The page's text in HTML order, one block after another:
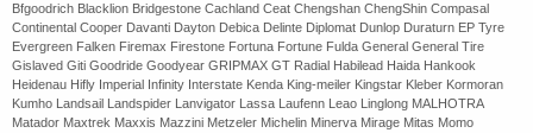
Bfgoodrich Blacklion Bridgestone Cachland Ceat Chengshan ChengShin Compasal
Continental Cooper Davanti Dayton Debica Delinte Diplomat Dunlop Duraturn EP Tyre
Evergreen Falken Firemax Firestone Fortuna Fortune Fulda General General Tire
Gislaved Giti Goodride Goodyear GRIPMAX GT Radial Habilead Haida Hankook
Heidenau Hifly Imperial Infinity Interstate Kenda King-meiler Kingstar Kleber Kormoran
Kumho Landsail Landspider Lanvigator Lassa Laufenn Leao Linglong MALHOTRA
Matador Maxtrek Maxxis Mazzini Metzeler Michelin Minerva Mirage Mitas Momo